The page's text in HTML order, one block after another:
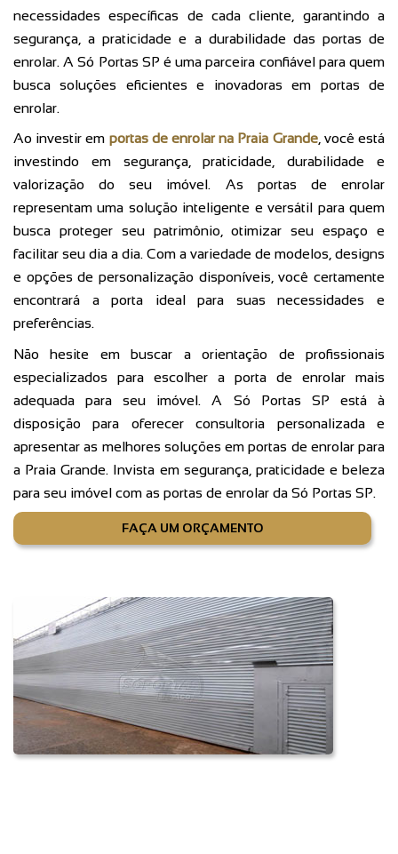
necessidades específicas de cada cliente, garantindo a
segurança, a praticidade e a durabilidade das portas de
enrolar. A Só Portas SP é uma parceira confiável para quem
busca soluções eficientes e inovadoras em portas de
enrolar.
Ao investir em portas de enrolar na Praia Grande, você está
investindo em segurança, praticidade, durabilidade e
valorização do seu imóvel. As portas de enrolar
representam uma solução inteligente e versátil para quem
busca proteger seu patrimônio, otimizar seu espaço e
facilitar seu dia a dia. Com a variedade de modelos, designs
e opções de personalização disponíveis, você certamente
encontrará a porta ideal para suas necessidades e
preferências.
Não hesite em buscar a orientação de profissionais
especializados para escolher a porta de enrolar mais
adequada para seu imóvel. A Só Portas SP está à
disposição para oferecer consultoria personalizada e
apresentar as melhores soluções em portas de enrolar para
a Praia Grande. Invista em segurança, praticidade e beleza
para seu imóvel com as portas de enrolar da Só Portas SP.
FAÇA UM ORÇAMENTO